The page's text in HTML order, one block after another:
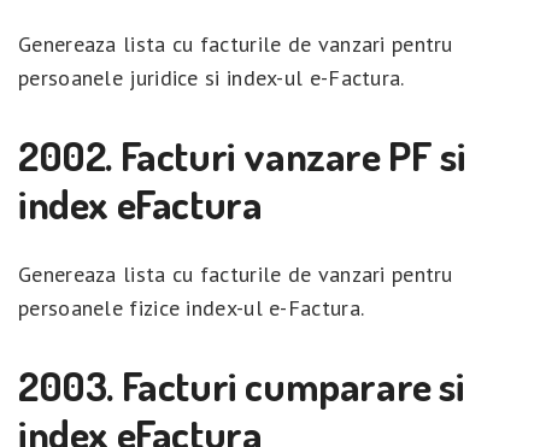
Genereaza lista cu facturile de vanzari pentru
persoanele juridice si index-ul e-Factura.
2002. Facturi vanzare PF si
index eFactura
Genereaza lista cu facturile de vanzari pentru
persoanele fizice index-ul e-Factura.
2003. Facturi cumparare si
index eFactura